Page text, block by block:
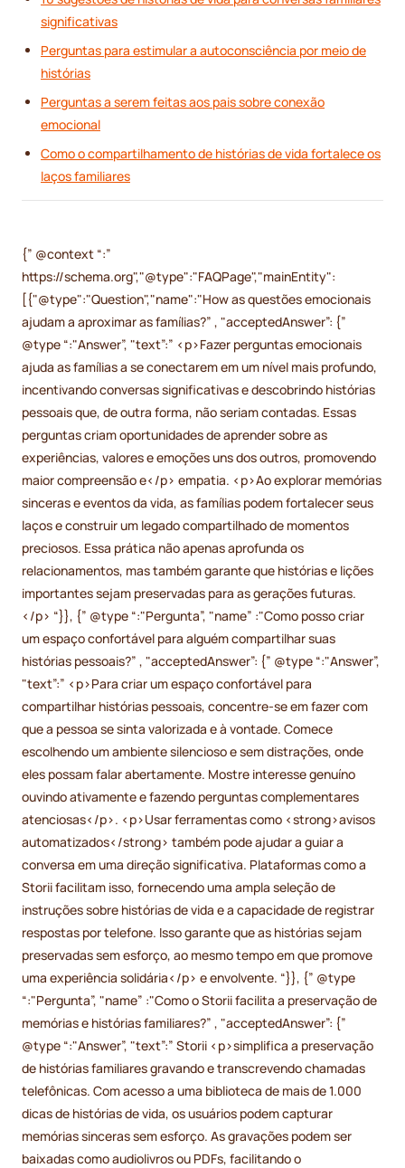
significativas
Perguntas para estimular a autoconsciência por meio de
histórias
Perguntas a serem feitas aos pais sobre conexão
emocional
Como o compartilhamento de histórias de vida fortalece os
laços familiares
{” @context “:”
https://schema.org","@type":"FAQPage","mainEntity":
[{"@type":"Question","name":"How as questões emocionais
ajudam a aproximar as famílias?” , "acceptedAnswer”: {”
@type “:"Answer”, "text”:” <p>Fazer perguntas emocionais
ajuda as famílias a se conectarem em um nível mais profundo,
incentivando conversas significativas e descobrindo histórias
pessoais que, de outra forma, não seriam contadas. Essas
perguntas criam oportunidades de aprender sobre as
experiências, valores e emoções uns dos outros, promovendo
maior compreensão e</p> empatia. <p>Ao explorar memórias
sinceras e eventos da vida, as famílias podem fortalecer seus
laços e construir um legado compartilhado de momentos
preciosos. Essa prática não apenas aprofunda os
relacionamentos, mas também garante que histórias e lições
importantes sejam preservadas para as gerações futuras.
</p> “}}, {” @type “:"Pergunta”, "name” :"Como posso criar
um espaço confortável para alguém compartilhar suas
histórias pessoais?” , "acceptedAnswer”: {” @type “:"Answer”,
"text”:” <p>Para criar um espaço confortável para
compartilhar histórias pessoais, concentre-se em fazer com
que a pessoa se sinta valorizada e à vontade. Comece
escolhendo um ambiente silencioso e sem distrações, onde
eles possam falar abertamente. Mostre interesse genuíno
ouvindo ativamente e fazendo perguntas complementares
atenciosas</p>. <p>Usar ferramentas como <strong>avisos
automatizados</strong> também pode ajudar a guiar a
conversa em uma direção significativa. Plataformas como a
Storii facilitam isso, fornecendo uma ampla seleção de
instruções sobre histórias de vida e a capacidade de registrar
respostas por telefone. Isso garante que as histórias sejam
preservadas sem esforço, ao mesmo tempo em que promove
uma experiência solidária</p> e envolvente. “}}, {” @type
“:"Pergunta”, "name” :"Como o Storii facilita a preservação de
memórias e histórias familiares?” , "acceptedAnswer”: {”
@type “:"Answer”, "text”:” Storii <p>simplifica a preservação
de histórias familiares gravando e transcrevendo chamadas
telefônicas. Com acesso a uma biblioteca de mais de 1.000
dicas de histórias de vida, os usuários podem capturar
memórias sinceras sem esforço. As gravações podem ser
baixadas como audiolivros ou PDFs, facilitando o